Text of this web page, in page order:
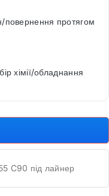
повернення протягом
хімії/обладнання
C90 під лайнер